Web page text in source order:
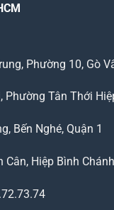
Phường 10, Gò
Phường Tân Thới
Bến Nghé, Quận 1
Cân, Hiệp Bình